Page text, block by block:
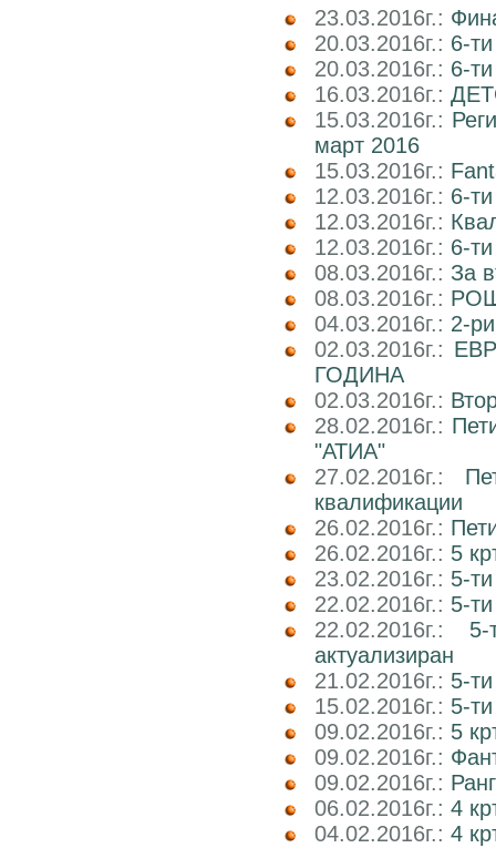
23.03.2016г.:
20.03.2016г.: 6-
20.03.2016г.: 6-
16.03.2016г.:
15.03.2016г.:
март 2016
15.03.2016г.:
12.03.2016г.: 6-
12.03.2016г.:
12.03.2016г.: 6-
08.03.2016г.: За
08.03.2016г.: РОШ
04.03.2016г.: 2-
02.03.2016г.:
ГОДИНА
02.03.2016г.:
28.02.2016г.:
"АТИА"
27.02.2016г.:
квалификации
26.02.2016г.:
26.02.2016г.: 5
23.02.2016г.: 5-
22.02.2016г.: 5-
22.02.2016г.:
актуализиран
21.02.2016г.: 5-
15.02.2016г.: 5-
09.02.2016г.: 5
09.02.2016г.:
09.02.2016г.:
06.02.2016г.: 4
04.02.2016г.: 4